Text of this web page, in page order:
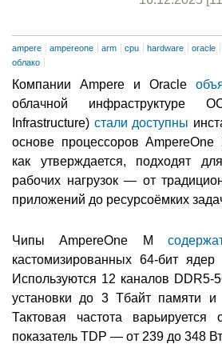
ampere ampereone arm cpu hardware oracle
облако
Компании Ampere и Oracle
облачной инфраструктуре
Infrastructure) стали доступны
основе процессоров
как утверждается, подходят
рабочих нагрузок — от
приложений до ресурсоёмких
Чипы AmpereOne M
кастомизированных 64-бит
Используются 12 каналов DDR5-
установки до 3 Тбайт памяти
Тактовая частота
показатель TDP — от 239 до 348